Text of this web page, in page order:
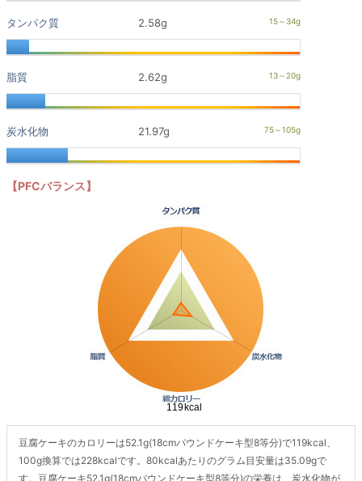
タンパク質 2.58g
脂質 2.62g
炭水化物 21.97g
【PFCバランス】
豆腐ケーキのカロリーは52.1g(18cmパウンドケーキ型8等分)で119kcal、
100g換算では228kcalです。80kcalあたりのグラム目安量は35.09gで
す。豆腐ケーキ52.1g(18cmパウンドケーキ型8等分)の栄養は、炭水化物が